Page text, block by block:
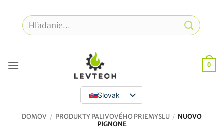
obsah
Hľadať:
0
Slovak
DOMOV / PRODUKTY PALIVOVÉHO PRIEMYSLU / NUOVO
PIGNONE